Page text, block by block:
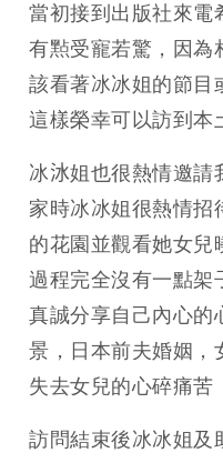
當初接到出版社來電
有㸃受寵若驚，因為
該看著冰冰姐的節目
這樣榮幸可以訪到本
冰𣲙姐也很熱情邀請
家時冰冰姐很熱情招
的花園並觀看她女兒
過程完全沒有一點架
真誠分享自己內心的
景，日本前夫婚姻，
失去女兒的心碎痛苦
訪問結束後冰冰姐及